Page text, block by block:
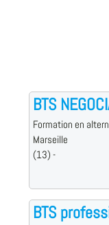
BTS
Formation en
Marseille
(13) -
BTS